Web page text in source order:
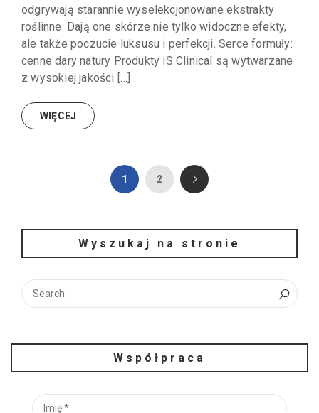
odgrywają starannie wyselekcjonowane ekstrakty
roślinne. Dają one skórze nie tylko widoczne efekty,
ale także poczucie luksusu i perfekcji. Serce formuły:
cenne dary natury Produkty iS Clinical są wytwarzane
z wysokiej jakości […]
WIĘCEJ
1 2
Wyszukaj na stronie
Współpraca